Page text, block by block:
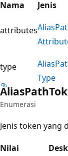
Nama Jenis
attributesAlias
type Alias
Type
AliasPath
Enumerasi
Jenis token yang
Nilai